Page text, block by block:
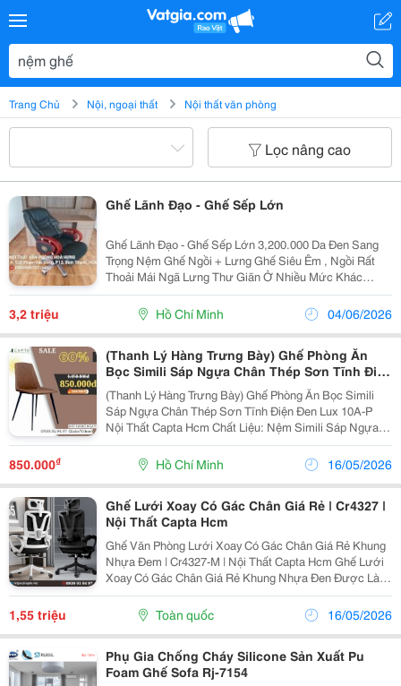
Trang Chủ Nội, ngoại thất Nội thất văn phòng
Lọc nâng cao
Ghế Lãnh Đạo - Ghế Sếp Lớn
Ghế Lãnh Đạo - Ghế Sếp Lớn 3,200.000 Da Đen Sang
Trọng Nệm Ghế Ngồi + Lưng Ghế Siêu Êm , Ngồi Rất
Thoải Mái Ngã Lưng Thư Giãn Ở Nhiều Mức Khác
Nhau. Tăng Giảm Lên Xuống Dễ Dàng Chân Gỗ , Bánh
Xe Lớn Chịu Được Lực Lớn Bảo Hành 12 Tháng ...
3,2 triệu Hồ Chí Minh 04/06/2026
(Thanh Lý Hàng Trưng Bày) Ghế Phòng Ăn
Bọc Simili Sáp Ngựa Chân Thép Sơn Tĩnh Điện
Đen Lux 10A-P Nội Thất Capta Hcm
(Thanh Lý Hàng Trưng Bày) Ghế Phòng Ăn Bọc Simili
Sáp Ngựa Chân Thép Sơn Tĩnh Điện Đen Lux 10A-P
Nội Thất Capta Hcm Chất Liệu: Nệm Simili Sáp Ngựa,
Chân Thép Sơn Tĩnh Điện Màu Đen Kích Thước:
470520450/830 Mm Màu Sắc: Nâu Bò/Xám Xanh Nệm
Ghế Simili...
850.000₫ Hồ Chí Minh 16/05/2026
Ghế Lưới Xoay Có Gác Chân Giá Rẻ | Cr4327 |
Nội Thất Capta Hcm
Ghế Văn Phòng Lưới Xoay Có Gác Chân Giá Rẻ Khung
Nhựa Đem | Cr4327-M | Nội Thất Capta Hcm Ghế Lưới
Xoay Có Gác Chân Giá Rẻ Khung Nhựa Đen Được Làm
Từ Chất Liệu Cao Cấp, Bền Đẹp. Khung Ghế Làm Từ
Nhựa Đen Chắc Chắn, Lưng Ghế Và Nệm Ghế Bọc
1,55 triệu Toàn quốc 16/05/2026
Phụ Gia Chống Cháy Silicone Sản Xuất Pu
Foam Ghế Sofa Rj-7154